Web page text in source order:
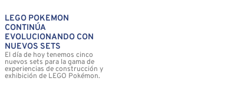
LEGO POKÉMON
CONTINÚA
EVOLUCIONANDO CON
NUEVOS SETS
El día de hoy tenemos cinco
nuevos sets para la gama de
experiencias de construcción y
exhibición de LEGO Pokémon.